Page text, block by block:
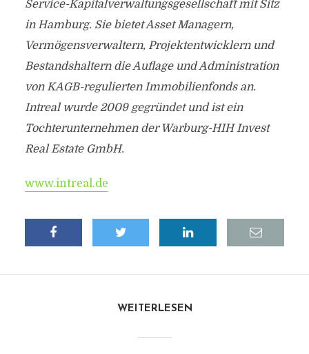
Service-Kapitalverwaltungsgesellschaft mit Sitz
in Hamburg. Sie bietet Asset Managern,
Vermögensverwaltern, Projektentwicklern und
Bestandshaltern die Auflage und Administration
von KAGB-regulierten Immobilienfonds an.
Intreal wurde 2009 gegründet und ist ein
Tochterunternehmen der Warburg-HIH Invest
Real Estate GmbH.
www.intreal.de
WEITERLESEN